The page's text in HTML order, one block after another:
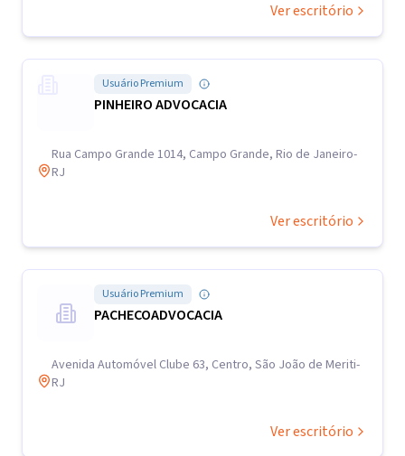
Ver escritório
Usuário Premium
PINHEIRO ADVOCACIA
Rua Campo Grande 1014, Campo Grande, Rio de Janeiro-
RJ
Ver escritório
Usuário Premium
PACHECOADVOCACIA
Avenida Automóvel Clube 63, Centro, São João de Meriti-
RJ
Ver escritório